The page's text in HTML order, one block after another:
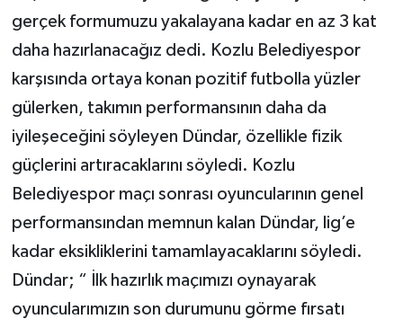
gerçek formumuzu yakalayana kadar en az 3 kat
daha hazırlanacağız dedi. Kozlu Belediyespor
karşısında ortaya konan pozitif futbolla yüzler
gülerken, takımın performansının daha da
iyileşeceğini söyleyen Dündar, özellikle fizik
güçlerini artıracaklarını söyledi. Kozlu
Belediyespor maçı sonrası oyuncularının genel
performansından memnun kalan Dündar, lig’e
kadar eksikliklerini tamamlayacaklarını söyledi.
Dündar; “ İlk hazırlık maçımızı oynayarak
oyuncularımızın son durumunu görme fırsatı